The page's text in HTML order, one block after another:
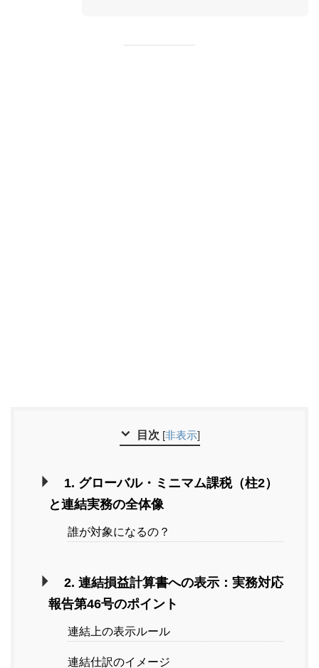
目次 [非表示]
1. グローバル・ミニマム課税（柱2）
と連結実務の全体像
誰が対象になるの？
2. 連結損益計算書への表示：実務対応
報告第46号のポイント
連結上の表示ルール
連結仕訳のイメージ